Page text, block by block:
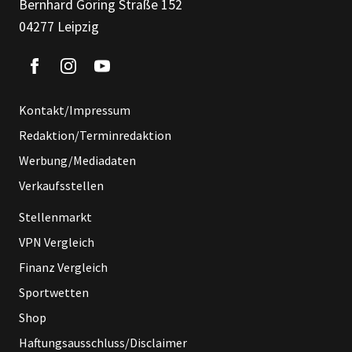
Bernhard Göring Straße 152
04277 Leipzig
Kontakt/Impressum
Redaktion/Terminredaktion
Werbung/Mediadaten
Verkaufsstellen
Stellenmarkt
VPN Vergleich
Finanz Vergleich
Sportwetten
Shop
Haftungsausschluss/Disclaimer